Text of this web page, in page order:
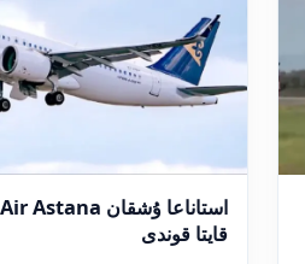
قايتا قوندى